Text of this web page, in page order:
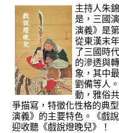
主持人朱
是，三國
演義》是
從東漢末
了三國時
的滲透與
象，其中
劉備等人
動，雅俗
爭描寫，特徵化性格的典
演義》的主要特色。《戲
迎收聽《戲說燈晚兒》！